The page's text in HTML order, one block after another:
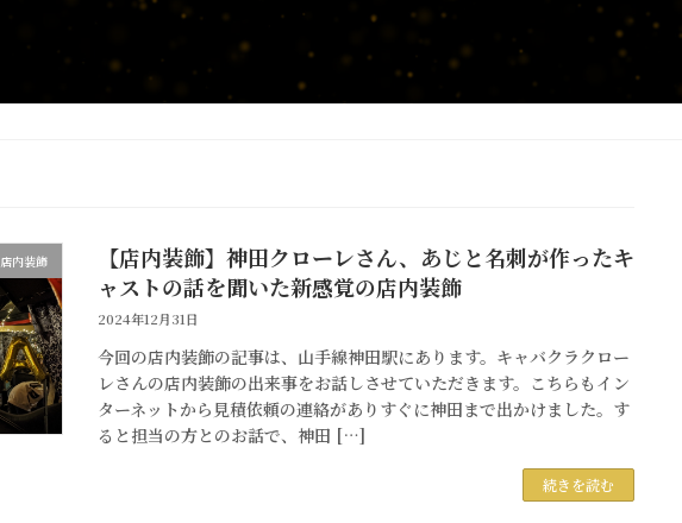
店内装飾
【店内装飾】神田クローレさん、あじと名刺が作ったキ
ャストの話を聞いた新感覚の店内装飾
2024年12月31日
今回の店内装飾の記事は、山手線神田駅にあります。キャバクラクロー
レさんの店内装飾の出来事をお話しさせていただきます。こちらもイン
ターネットから見積依頼の連絡がありすぐに神田まで出かけました。す
ると担当の方とのお話で、神田 […]
続きを読む